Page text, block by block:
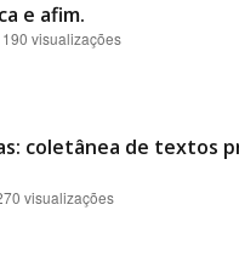
e afim.
190 visualizações
coletânea de textos
visualizações